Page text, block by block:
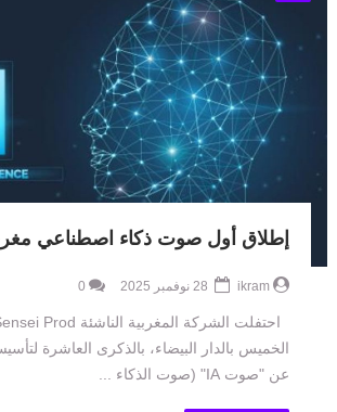
إطلاق أول صوت ذكاء اصطناعي
ikram
0
الخميس بالدار البيضاء، بالذكرى العاشرة
عن "صوت IA" (صوت الذكاء ...